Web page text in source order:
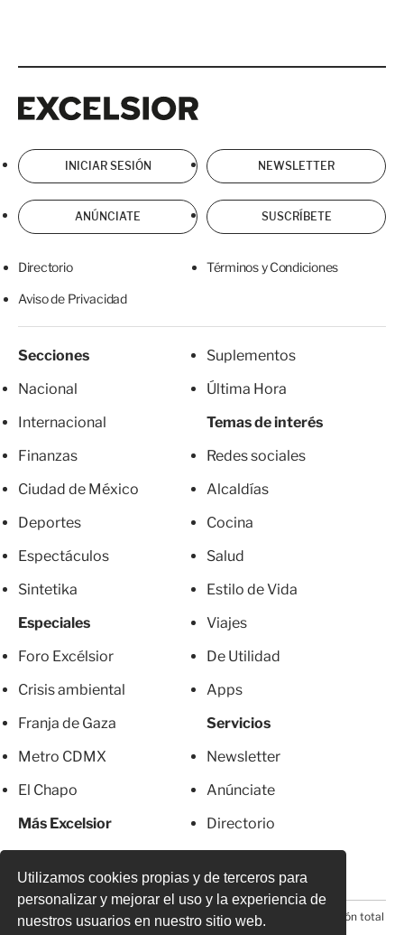
Utilizamos cookies propias y de terceros para
personalizar y mejorar el uso y la experiencia de
nuestros usuarios en nuestro sitio web.
INICIAR SESIÓN NEWSLETTER
ANÚNCIATE SUSCRÍBETE
Directorio Términos y Condiciones
Aviso de Privacidad
Secciones
Nacional
Internacional
Finanzas
Ciudad de México
Deportes
Espectáculos
Sintetika
Especiales
Foro Excélsior
Crisis ambiental
Franja de Gaza
Metro CDMX
El Chapo
Más Excelsior
Suplementos
Última Hora
Temas de interés
Redes sociales
Alcaldías
Cocina
Salud
Estilo de Vida
Viajes
De Utilidad
Apps
Servicios
Newsletter
Anúnciate
Directorio
© 2026 Todos los derechos reservados. Prohibida la reproducción total
o parcial, incluyendo cualquier medio electrónico*